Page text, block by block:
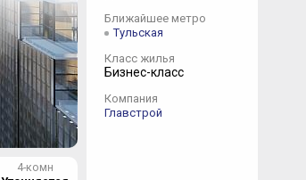
4-комн
Ближайшее метро
Тульская
Класс жилья
Бизнес-класс
Компания
Главстрой